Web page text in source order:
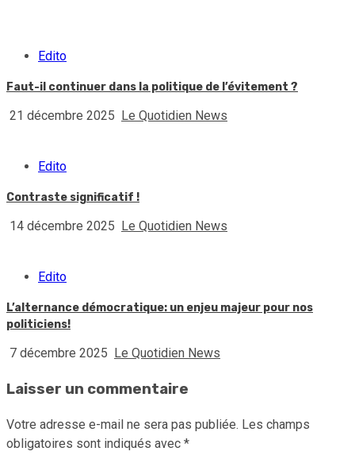
Edito
Faut-il continuer dans la politique de l’évitement ?
21 décembre 2025 Le Quotidien News
Edito
Contraste significatif !
14 décembre 2025 Le Quotidien News
Edito
L’alternance démocratique: un enjeu majeur pour nos
politiciens!
7 décembre 2025 Le Quotidien News
Laisser un commentaire
Votre adresse e-mail ne sera pas publiée. Les champs
obligatoires sont indiqués avec *